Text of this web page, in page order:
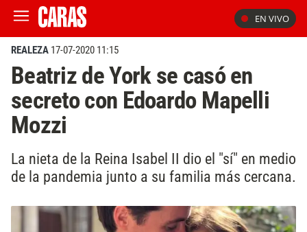
EN VIVO
REALEZA 17-07-2020 11:15
Beatriz de York se casó en
secreto con Edoardo Mapelli
Mozzi
La nieta de la Reina Isabel II dio el "sí" en medio
de la pandemia junto a su familia más cercana.